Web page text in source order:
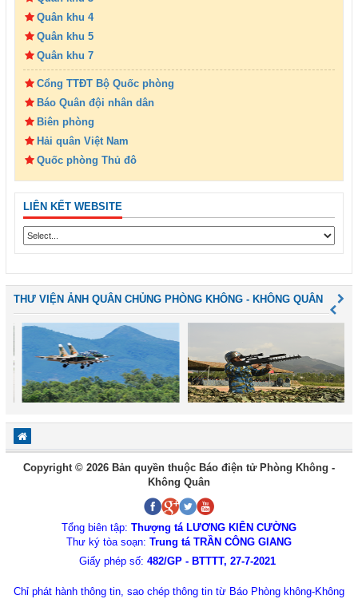
Quân khu 4
Quân khu 5
Quân khu 7
Cổng TTĐT Bộ Quốc phòng
Báo Quân đội nhân dân
Biên phòng
Hải quân Việt Nam
Quốc phòng Thủ đô
LIÊN KẾT WEBSITE
THƯ VIỆN ẢNH QUÂN CHỦNG PHÒNG KHÔNG - KHÔNG QUÂN
Copyright © 2026 Bản quyền thuộc Báo điện tử Phòng Không -
Không Quân
Tổng biên tập: Thượng tá LƯƠNG KIÊN CƯỜNG
Thư ký tòa soạn: Trung tá TRẦN CÔNG GIANG
Giấy phép số: 482/GP - BTTTT, 27-7-2021
Chỉ phát hành thông tin, sao chép thông tin từ Báo Phòng không-Không